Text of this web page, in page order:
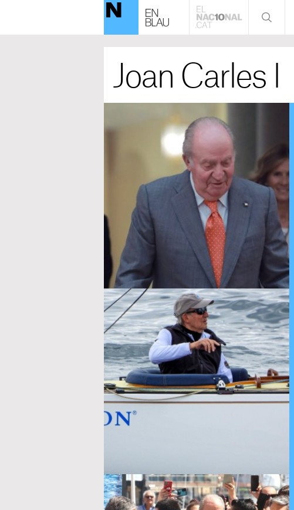
Joan Carles I